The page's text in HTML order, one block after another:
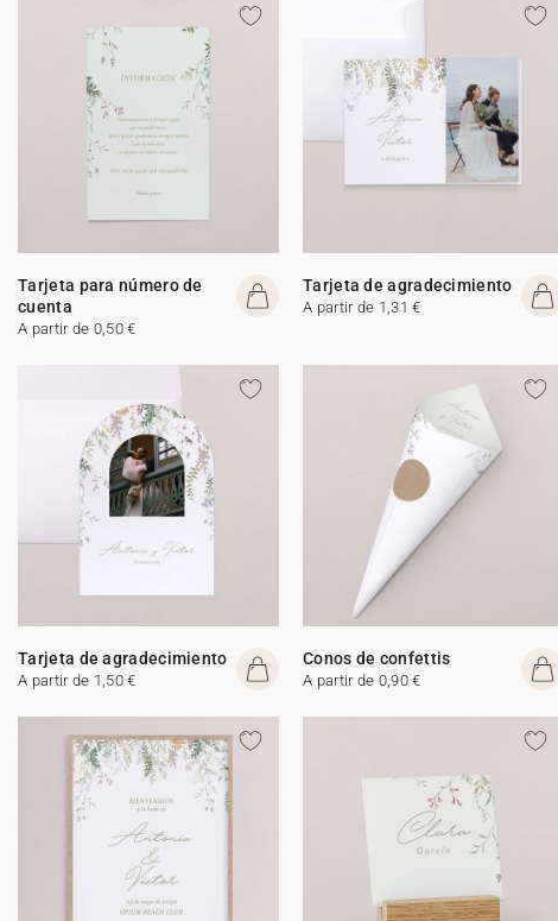
Tarjeta para número de
cuenta
A partir de 0,50 €
Tarjeta de agradecimiento
A partir de 1,31 €
Tarjeta de agradecimiento
A partir de 1,50 €
Conos de confettis
A partir de 0,90 €